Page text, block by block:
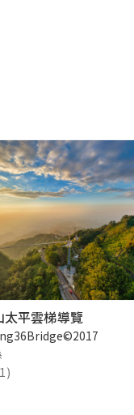
太平雲梯導覽